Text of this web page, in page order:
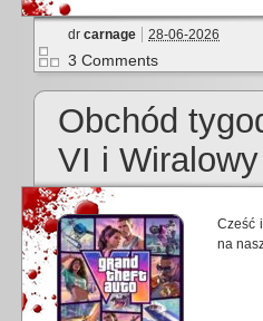
dr carnage 28-06-2026
3 Comments
Obchód
VI i
Cześć
na